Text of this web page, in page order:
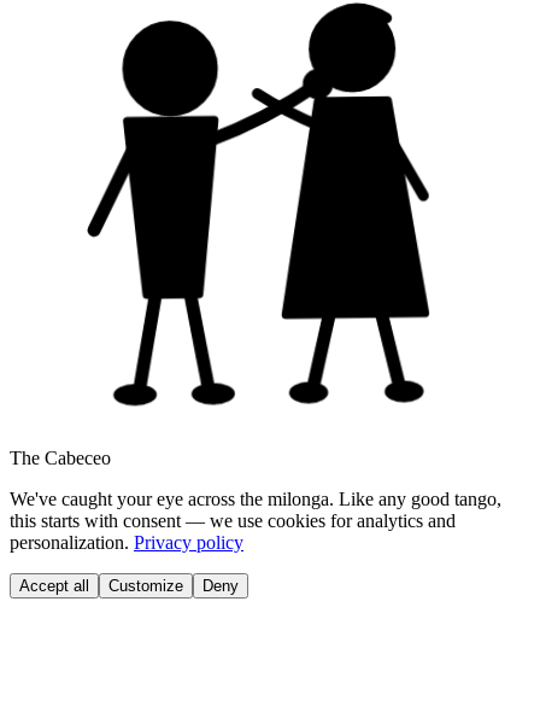
The Cabeceo
We've caught your eye across the milonga. Like any good tango,
this starts with consent — we use cookies for analytics and
personalization. Privacy policy
Accept all Customize Deny